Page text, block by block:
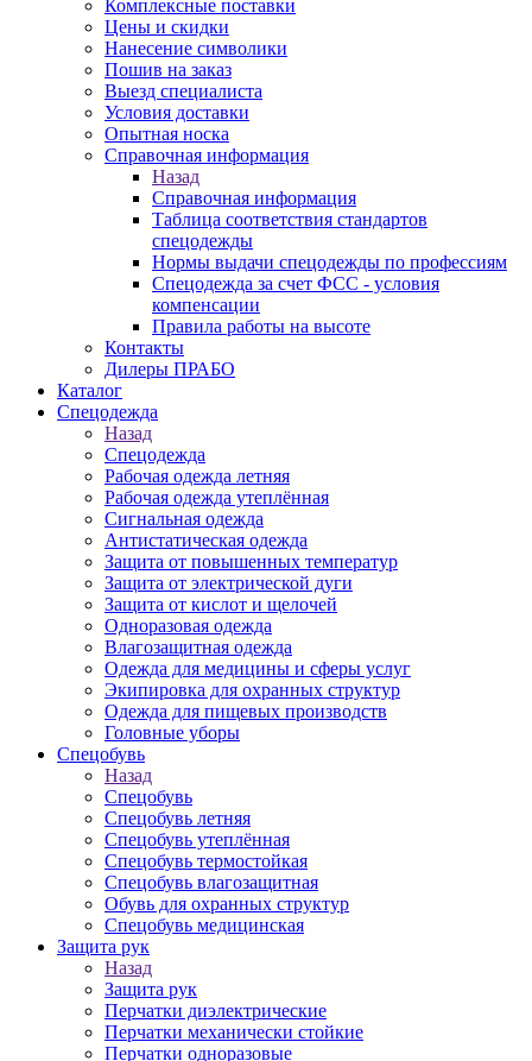
Комплексные поставки
Цены и скидки
Нанесение символики
Пошив на заказ
Выезд специалиста
Условия доставки
Опытная носка
Справочная информация
Назад
Справочная информация
Таблица соответствия стандартов
спецодежды
Нормы выдачи спецодежды по профессиям
Спецодежда за счет ФСС - условия
компенсации
Правила работы на высоте
Контакты
Дилеры ПРАБО
Каталог
Спецодежда
Назад
Спецодежда
Рабочая одежда летняя
Рабочая одежда утеплённая
Сигнальная одежда
Антистатическая одежда
Защита от повышенных температур
Защита от электрической дуги
Защита от кислот и щелочей
Одноразовая одежда
Влагозащитная одежда
Одежда для медицины и сферы услуг
Экипировка для охранных структур
Одежда для пищевых производств
Головные уборы
Спецобувь
Назад
Спецобувь
Спецобувь летняя
Спецобувь утеплённая
Спецобувь термостойкая
Спецобувь влагозащитная
Обувь для охранных структур
Спецобувь медицинская
Защита рук
Назад
Защита рук
Перчатки диэлектрические
Перчатки механически стойкие
Перчатки одноразовые